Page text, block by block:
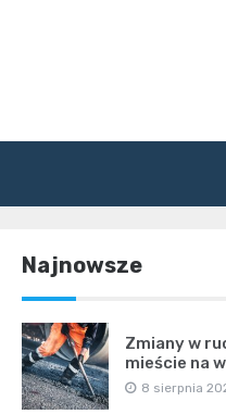
Najnowsze
Zmiany w
mieście na
8 sierpnia